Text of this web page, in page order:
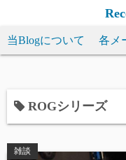
テ
ッ
当Blogについて 各メ
ROGシリーズ
雑談